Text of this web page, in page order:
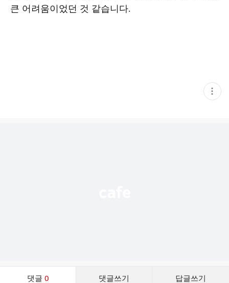
큰 어려움이었던 것 같습니다.
현
재
댓글 0 댓글쓰기 답글쓰기